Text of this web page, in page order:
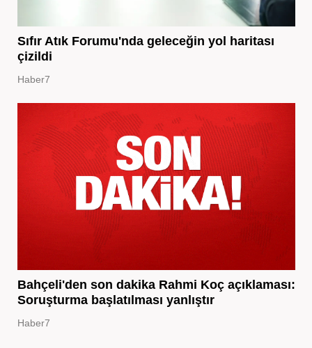
Sıfır Atık Forumu'nda geleceğin yol haritası
çizildi
Haber7
Bahçeli'den son dakika Rahmi Koç açıklaması:
Soruşturma başlatılması yanlıştır
Haber7